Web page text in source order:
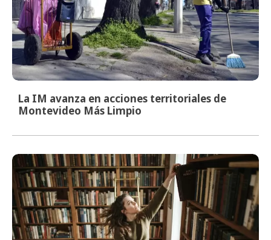
La IM avanza en acciones territoriales de
Montevideo Más Limpio